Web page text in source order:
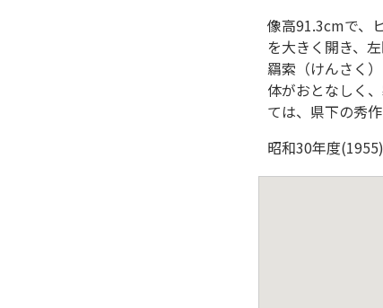
像高91.3cmで、
を大きく開き、
羂索（けんさく
体がおとなしく
ては、県下の秀
昭和30年度